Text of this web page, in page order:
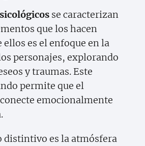
se caracterizan
que los hacen
ellos es el enfoque en la
personajes, explorando
y traumas. Este
permite que el
emocionalmente
distintivo es la atmósfera